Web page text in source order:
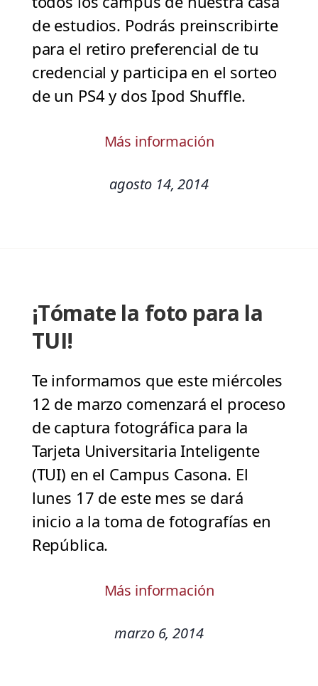
de estudios. Podrás preinscribirte
para el retiro preferencial de tu
credencial y participa en el sorteo
de un PS4 y dos Ipod Shuffle.
Más información
agosto 14, 2014
¡Tómate la foto para la
TUI!
Te informamos que este miércoles
12 de marzo comenzará el proceso
de captura fotográfica para la
Tarjeta Universitaria Inteligente
(TUI) en el Campus Casona. El
lunes 17 de este mes se dará
inicio a la toma de fotografías en
República.
Más información
marzo 6, 2014